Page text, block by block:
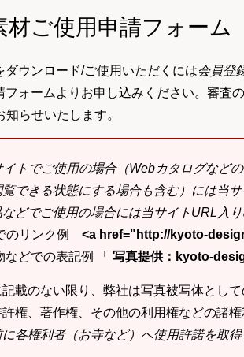
材ご使用申請フォーム
ダウンロード/ご使用いただくには会員登
フォームよりお申し込みください。審査
知らせいたします。
イトでご使用の場合（Webカタログなど
覧できる状態にする場合も含む）には当
どでご使用の場合には当サイトURL入
のリンク例 <a href="http://kyoto-
どでの表記例 「 写真提供：kyoto-
載のない限り、弊社は写真被写体とし
権、著作権、その他の利用権などの諸権
に各権利者（お寺など）へ使用許諾を取